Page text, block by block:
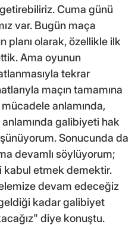
Cuma günü
var. Bugün maça
planı olarak, özellikle ilk
Ama oyunun
tekrar
maçın tamamına
mücadele anlamında,
galibiyeti hak
Sonucunda da
devamlı söylüyorum;
kabul etmek demektir.
devam edeceğiz
kadar galibiyet
diye konuştu.